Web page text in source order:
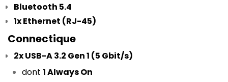
Bluetooth 5.4
1x Ethernet (RJ-45)
Connectique
2x USB-A 3.2 Gen 1 (5 Gbit/s)
dont 1 Always On